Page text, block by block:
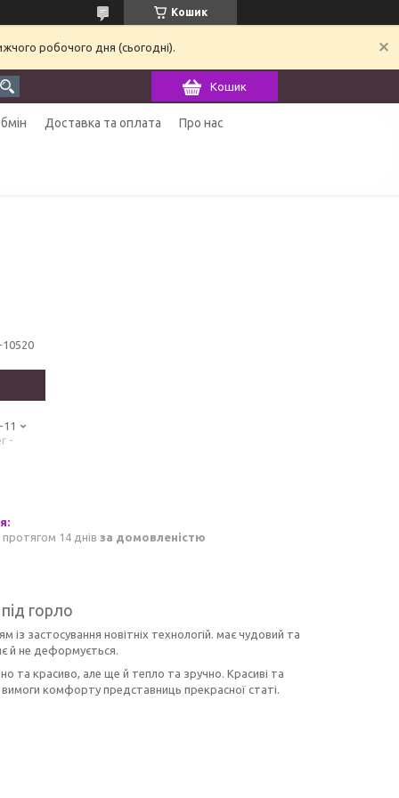
Кошик
робочого дня (сьогодні).
Кошик
Доставка та оплата Про нас
-
14 днів за домовленістю
горло
застосування новітніх технологій. має чудовий та
й не деформується.
та красиво, але ще й тепло та зручно. Красиві та
комфорту представниць прекрасної статі.